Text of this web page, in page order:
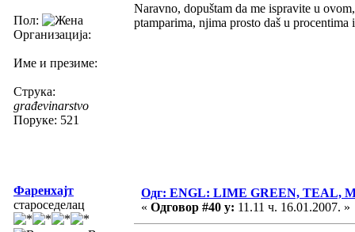
Пол:
Организација:
Име и презиме:
Струка:
građevinarstvo
Поруке: 521
Naravno, dopuštam da me ispravite u
ptamparima, njima prosto daš u
Фаренхајт
староседелац
Одг: ENGL: LIME GREEN, TEAL,
« Одговор #40 у: 11.11 ч. 16.01.2007. »